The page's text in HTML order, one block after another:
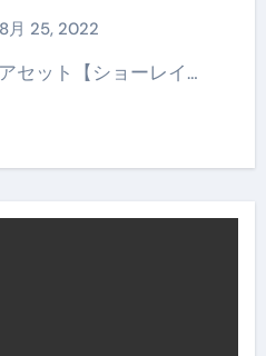
8月 25, 2022
アセット【ショーレイ…